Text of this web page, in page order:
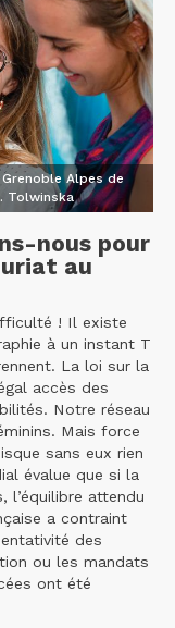
Alpes de
Tolwinska
nous pour
au
! Il existe
à un instant T
La loi sur la
accès des
Notre réseau
Mais force
sans eux rien
évalue que si la
l’équilibre attendu
a contraint
des
ou les mandats
ont été